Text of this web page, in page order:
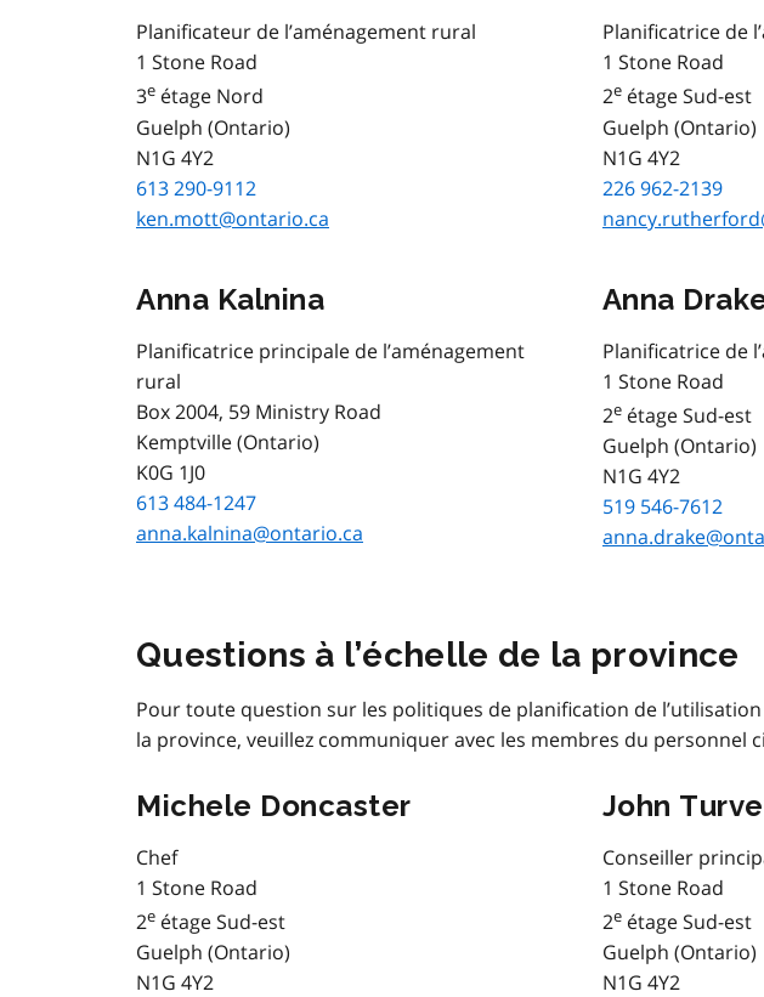
Planificateur de l’aménagement rural
1 Stone Road
3e étage Nord
Guelph (Ontario)
N1G 4Y2
613 290-9112
ken.mott@ontario.ca
Planificatrice de
1 Stone Road
2eétage Sud-est
Guelph (Ontario)
N1G 4Y2
226 962-2139
Anna Kalnina
Planificatrice principale de l’aménagement
rural
Box 2004, 59 Ministry Road
Kemptville (Ontario)
K0G 1J0
613 484-1247
anna.kalnina@ontario.ca
Anna
Planificatrice de
1 Stone Road
2eétage Sud-est
Guelph (Ontario)
N1G 4Y2
519 546-7612
Questions à l’échelle de la province
Pour toute question sur les politiques de planification de l’utilisation
la province, veuillez communiquer avec les membres du personnel
Michele Doncaster
Chef
1 Stone Road
2e étage Sud-est
Guelph (Ontario)
N1G 4Y2
John
Conseiller
1 Stone Road
2eétage Sud-est
Guelph (Ontario)
N1G 4Y2